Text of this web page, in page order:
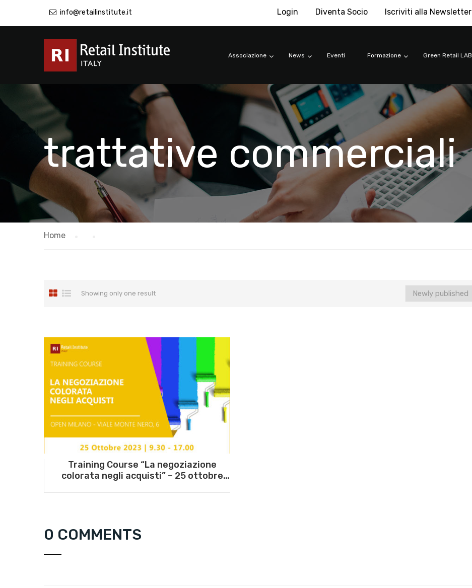
info@retailinstitute.it Login Diventa Socio Iscriviti alla Newsletter
Associazione News Eventi Formazione Green Retail LAB
trattative commerciali
Home
Showing only one result
Training Course “La negoziazione
colorata negli acquisti” – 25 ottobre
0 COMMENTS